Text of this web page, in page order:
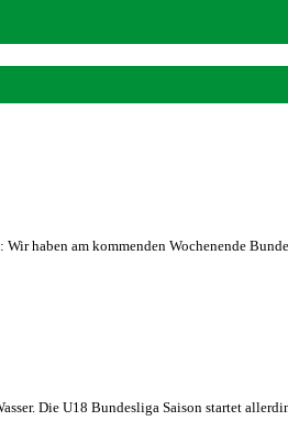
haben am kommenden Wochenende
Die U18 Bundesliga Saison startet